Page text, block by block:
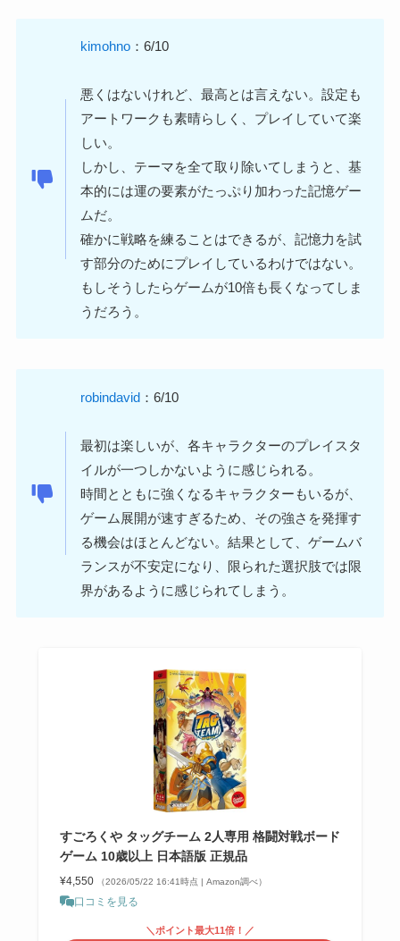
kimohno ：6/10
悪くはないけれど、最高とは言えない。設定も
アートワークも素晴らしく、プレイしていて楽
しい。
しかし、テーマを全て取り除いてしまうと、基
本的には運の要素がたっぷり加わった記憶ゲー
ムだ。
確かに戦略を練ることはできるが、記憶力を試
す部分のためにプレイしているわけではない。
もしそうしたらゲームが10倍も長くなってしま
うだろう。
robindavid ：6/10
最初は楽しいが、各キャラクターのプレイスタ
イルが一つしかないように感じられる。
時間とともに強くなるキャラクターもいるが、
ゲーム展開が速すぎるため、その強さを発揮す
る機会はほとんどない。結果として、ゲームバ
ランスが不安定になり、限られた選択肢では限
界があるように感じられてしまう。
すごろくや タッグチーム 2人専用 格闘対戦ボード
ゲーム 10歳以上 日本語版 正規品
¥4,550 （2026/05/22 16:41時点 | Amazon調べ）
口コミを見る
＼ポイント最大11倍！／